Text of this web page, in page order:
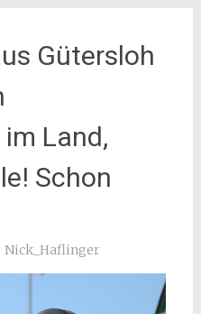
Gütersloh
Land,
Schon
Nick_Haflinger